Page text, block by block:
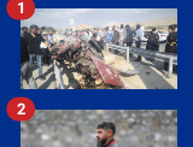
1
2